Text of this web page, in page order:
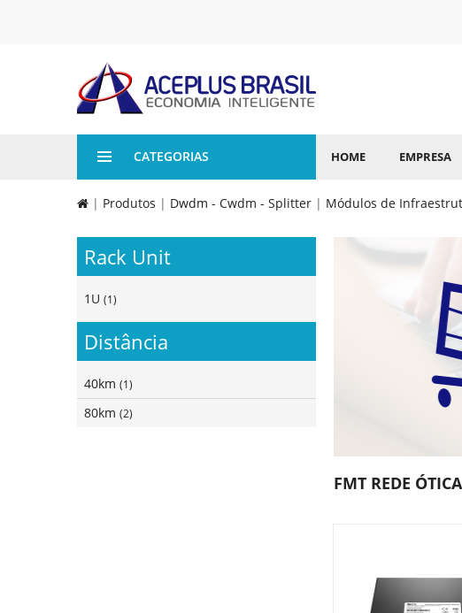
CATEGORIAS HOME EMPRESA
| Produtos | Dwdm - Cwdm - Splitter | Módulos de
Rack Unit
1U (1)
Distância
40km (1)
80km (2)
FMT REDE ÓTICA